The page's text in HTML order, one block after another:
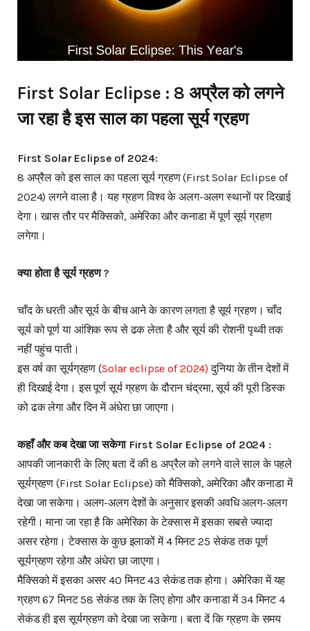
First Solar Eclipse : 8 अप्रैल को लगने
जा रहा है इस साल का पहला सूर्य ग्रहण
First Solar Eclipse of 2024:
8 अप्रैल को इस साल का पहला सूर्य ग्रहण (First Solar Eclipse of
2024) लगने वाला है। यह ग्रहण विश्व के अलग-अलग स्थानों पर दिखाई
देगा। खास तौर पर मैक्सिको, अमेरिका और कनाडा में पूर्ण सूर्य ग्रहण
लगेगा।
क्या होता है सूर्य ग्रहण ?
चाँद के धरती और सूर्य के बीच आने के कारण लगता है सूर्य ग्रहण। चाँद
सूर्य को पूर्ण या आंशिक रूप से ढक लेता है और सूर्य की रोशनी पृथ्वी तक
नहीं पहुंच पाती।
इस वर्ष का सूर्यग्रहण (Solar eclipse of 2024) दुनिया के तीन देशों में
ही दिखाई देगा। इस पूर्ण सूर्य ग्रहण के दौरान चंद्रमा, सूर्य की पूरी डिस्क
को ढक लेगा और दिन में अंधेरा छा जाएगा।
कहाँ और कब देखा जा सकेगा First Solar Eclipse of 2024 :
आपकी जानकारी के लिए बता दें की 8 अप्रैल को लगने वाले साल के पहले
सूर्यग्रहण (First Solar Eclipse) को मैक्सिको, अमेरिका और कनाडा में
देखा जा सकेगा। अलग-अलग देशों के अनुसार इसकी अवधि अलग-अलग
रहेगी। माना जा रहा है कि अमेरिका के टेक्सास में इसका सबसे ज्यादा
असर रहेगा। टेक्सास के कुछ इलाकों में 4 मिनट 25 सेकंड तक पूर्ण
सूर्यग्रहण रहेगा और अंधेरा छा जाएगा।
मैक्सिको में इसका असर 40 मिनट 43 सेकंड तक होगा। अमेरिका में यह
ग्रहण 67 मिनट 58 सेकंड तक के लिए होगा और कनाडा में 34 मिनट 4
सेकंड ही इस सूर्यग्रहण को देखा जा सकेगा। बता दें कि ग्रहण के समय